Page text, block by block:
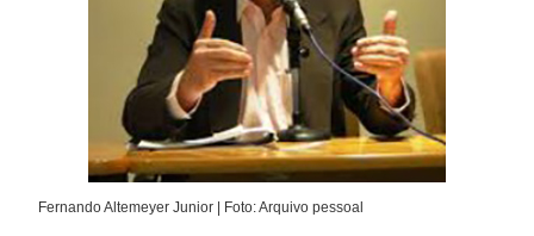
Fernando Altemeyer Junior | Foto: Arquivo pessoal